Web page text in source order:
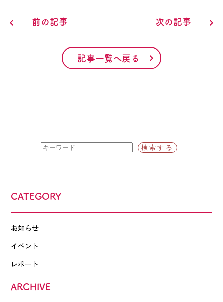
前の記事
記事一覧へ戻る
次の記事
CATEGORY
お知らせ
イベント
レポート
ARCHIVE